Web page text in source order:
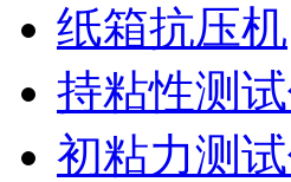
纸箱抗压机
持粘性测
初粘力测